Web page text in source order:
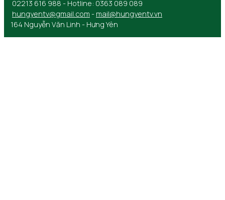
02213 616 988 - Hotline: 0363 089 089
hungyentv@gmail.com - mail@hungyentv.vn
164 Nguyễn Văn Linh - Hưng Yên